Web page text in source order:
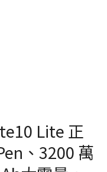
Lite 正
、3200 萬